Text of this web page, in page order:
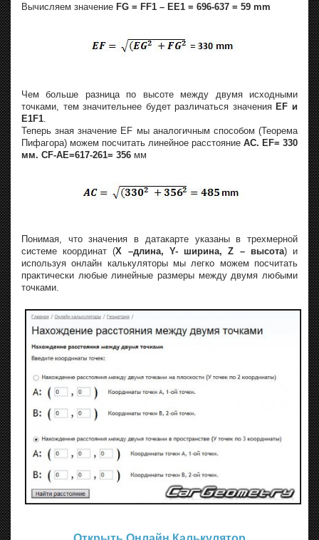
Вычисляем значение FG = FF1 – EE1 = 696-637 = 59 mm
Чем больше разница по высоте между двумя исходными
точками, тем значительнее будет различаться значенияEF и
E1F1
Теперь зная значение EF мы аналогичным способом (Теорема
Пифагора) можем посчитать линейное расстояние AC. EF= 330
мм. CF-AE=617-261= 356 мм
Понимая, что значения в датакарте указаны в трехмерной
системе координат (Х –длина, Y- ширина, Z – высота) и
используя онлайн калькуляторы мы легко можем посчитать
практически любые линейные размеры между двумя любыми
точками.